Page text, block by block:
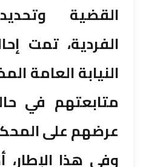
القضية
الفردية، تمت
النيابة العامة
متابعتهم في
عرضهم على
وفي هذا